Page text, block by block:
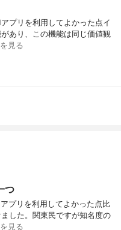
プリを利用してよかった点イ
あり、この機能は同じ価値観
見る
つ
プリを利用してよかった点比
した。関東民ですが知名度の
見る